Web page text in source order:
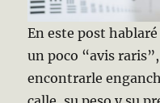
En este post
un poco “avis
encontrarle